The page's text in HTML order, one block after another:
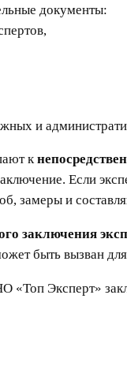
документы:
и
к
Если
замеры и
заключения
быть вызван
«Топ Эксперт»